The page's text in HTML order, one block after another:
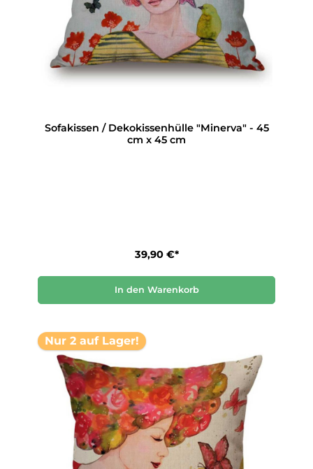
Sofakissen / Dekokissenhülle "Minerva" - 45
cm x 45 cm
39,90 €*
In den Warenkorb
Nur 2 auf Lager!